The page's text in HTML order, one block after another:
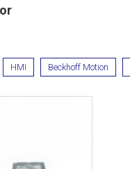
HMI Beckhoff Motion